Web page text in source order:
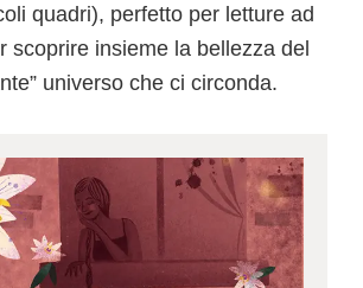
quadri), perfetto per letture ad
scoprire insieme la bellezza del
universo che ci circonda.